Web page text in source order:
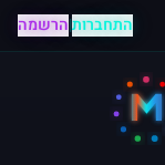
התחברות|הרשמה
M